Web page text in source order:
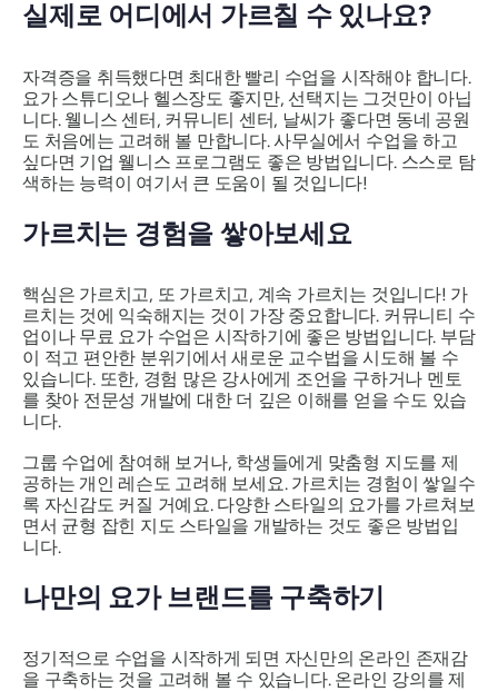
실제로 어디에서 가르칠 수 있나요?
자격증을 취득했다면 최대한 빨리 수업을 시작해야 합니다.
요가 스튜디오나 헬스장도 좋지만, 선택지는 그것만이 아닙
니다. 웰니스 센터, 커뮤니티 센터, 날씨가 좋다면 동네 공원
도 처음에는 고려해 볼 만합니다. 사무실에서 수업을 하고
싶다면 기업 웰니스 프로그램도 좋은 방법입니다. 스스로 탐
색하는 능력이 여기서 큰 도움이 될 것입니다!
가르치는 경험을 쌓아보세요
핵심은 가르치고, 또 가르치고, 계속 가르치는 것입니다! 가
르치는 것에 익숙해지는 것이 가장 중요합니다. 커뮤니티 수
업이나 무료 요가 수업은 시작하기에 좋은 방법입니다. 부담
이 적고 편안한 분위기에서 새로운 교수법을 시도해 볼 수
있습니다. 또한, 경험 많은 강사에게 조언을 구하거나 멘토
를 찾아 전문성 개발에 대한 더 깊은 이해를 얻을 수도 있습
니다.
그룹 수업에 참여해 보거나, 학생들에게 맞춤형 지도를 제
공하는 개인 레슨도 고려해 보세요. 가르치는 경험이 쌓일수
록 자신감도 커질 거예요. 다양한 스타일의 요가를 가르쳐보
면서 균형 잡힌 지도 스타일을 개발하는 것도 좋은 방법입
니다.
나만의 요가 브랜드를 구축하기
정기적으로 수업을 시작하게 되면 자신만의 온라인 존재감
을 구축하는 것을 고려해 볼 수 있습니다. 온라인 강의를 제